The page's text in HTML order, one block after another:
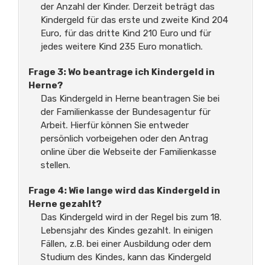
der Anzahl der Kinder. Derzeit beträgt das
Kindergeld für das erste und zweite Kind 204
Euro, für das dritte Kind 210 Euro und für
jedes weitere Kind 235 Euro monatlich.
Frage 3: Wo beantrage ich Kindergeld in
Herne?
Das Kindergeld in Herne beantragen Sie bei
der Familienkasse der Bundesagentur für
Arbeit. Hierfür können Sie entweder
persönlich vorbeigehen oder den Antrag
online über die Webseite der Familienkasse
stellen.
Frage 4: Wie lange wird das Kindergeld in
Herne gezahlt?
Das Kindergeld wird in der Regel bis zum 18.
Lebensjahr des Kindes gezahlt. In einigen
Fällen, z.B. bei einer Ausbildung oder dem
Studium des Kindes, kann das Kindergeld